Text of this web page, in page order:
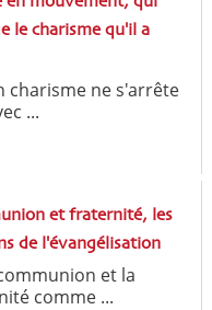
le charisme qu'il a
charisme ne s'arrête
...
et fraternité, les
de l'évangélisation
et la
comme ...